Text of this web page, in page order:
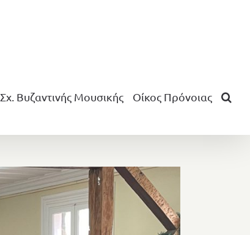
Σχ. Βυζαντινής Μουσικής Οίκος Πρόνοιας